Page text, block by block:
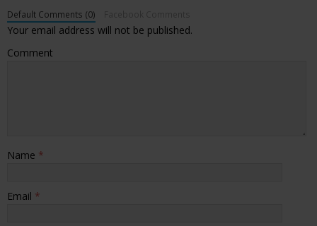
Default Comments (0)
Your email address will not be published.
Comment
Name *
Email *